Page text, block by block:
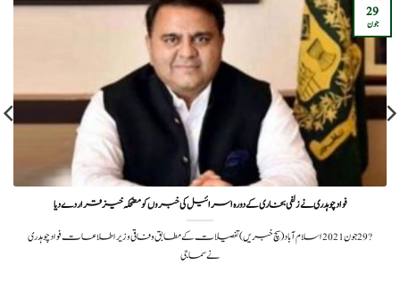
فواد چوہدری نے زلفی بخاری کے دورہ اسرائیل کی خبروں کو مضحکہ خیز قرار دے دیا
?️ 29 جون 2021اسلام آباد (سچ خبریں) تفصیلات کےمطابق وفاقی وزیر اطلاعات فواد چوہدری
نے سماجی
29
جون